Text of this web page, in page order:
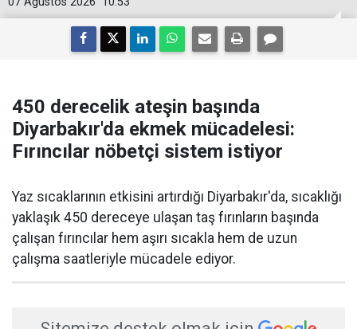
450 derecelik ateşin başında
Diyarbakır'da ekmek mücadelesi:
Fırıncılar nöbetçi sistem istiyor
Yaz sıcaklarının etkisini artırdığı Diyarbakır'da, sıcaklığı
yaklaşık 450 dereceye ulaşan taş fırınların başında
çalışan fırıncılar hem aşırı sıcakla hem de uzun
çalışma saatleriyle mücadele ediyor.